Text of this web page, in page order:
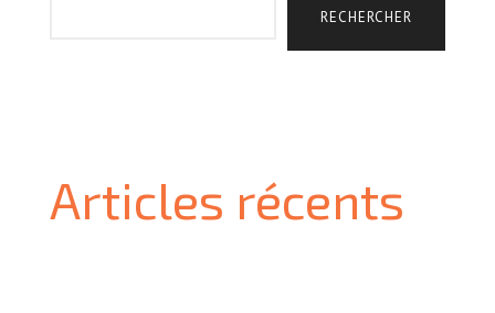
RECHERCHER
Articles récents